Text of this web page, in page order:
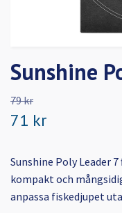
Sunshine
79 kr
71 kr
Sunshine Poly Leader
kompakt och
anpassa fiskedjupet